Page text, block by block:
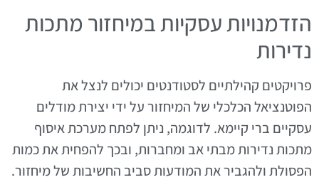
הזדמנויות עסקיות במיחזור מתכות
נדירות
פרויקטים קהילתיים לסטודנטים יכולים לנצל את
הפוטנציאל הכלכלי של המיחזור על ידי יצירת מודלים
עסקיים ברי קיימא. לדוגמה, ניתן לפתח מערכת איסוף
מתכות נדירות מבתי אב ומחברות, ובכך להפחית את כמות
הפסולת ולהגביר את המודעות סביב החשיבות של מיחזור.